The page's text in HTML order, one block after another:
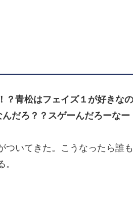
？青松はフェイズ１が好きな
だろ？？スゲーんだろーなー
ついてきた。こうなったら誰